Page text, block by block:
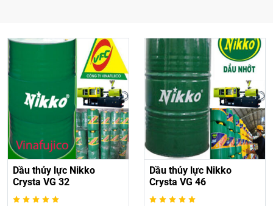
Dầu thủy lực Nikko
Crysta VG 32
Dầu thủy lực Nikko
Crysta VG 46